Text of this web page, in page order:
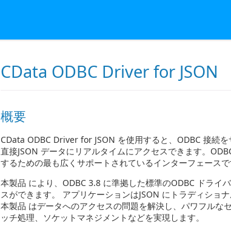
CData ODBC Driver for JSON
概要
CData ODBC Driver for JSON を使用すると、ODBC 接続
直接JSON データにリアルタイムにアクセスできます。
するための最も広くサポートされているインターフェースで
本製品 により、ODBC 3.8 に準拠した標準のODBC ドライ
スができます。 アプリケーションはJSON にトラディショ
本製品 はデータへのアクセスの問題を解決し、パワフルな
ッチ処理、ソケットマネジメントなどを実現します。